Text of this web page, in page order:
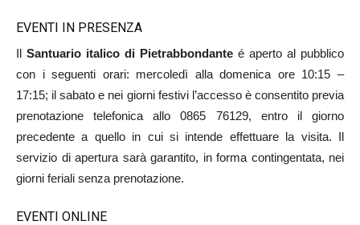
EVENTI IN PRESENZA
Il Santuario italico di Pietrabbondante é aperto al pubblico
con i seguenti orari: mercoledì alla domenica ore 10:15 –
17:15; il sabato e nei giorni festivi l’accesso è consentito previa
prenotazione telefonica allo 0865 76129, entro il giorno
precedente a quello in cui si intende effettuare la visita. Il
servizio di apertura sarà garantito, in forma contingentata, nei
giorni feriali senza prenotazione.
EVENTI ONLINE